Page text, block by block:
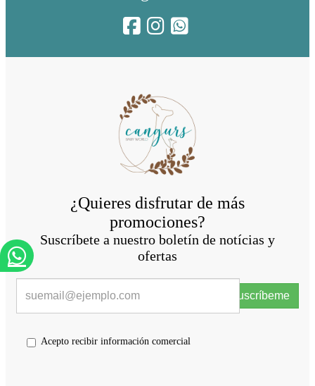
¿Quieres disfrutar de más
promociones?
Suscríbete a nuestro boletín de notícias y
ofertas
Suscríbeme
Acepto recibir información comercial